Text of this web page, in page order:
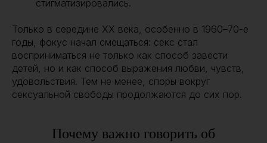
стигматизировались.
Только в середине XX века, особенно в 1960–70-е
годы, фокус начал смещаться: секс стал
восприниматься не только как способ завести
детей, но и как способ выражения любви, чувств,
удовольствия. Тем не менее, споры вокруг
сексуальной свободы продолжаются до сих пор.
Почему важно говорить об